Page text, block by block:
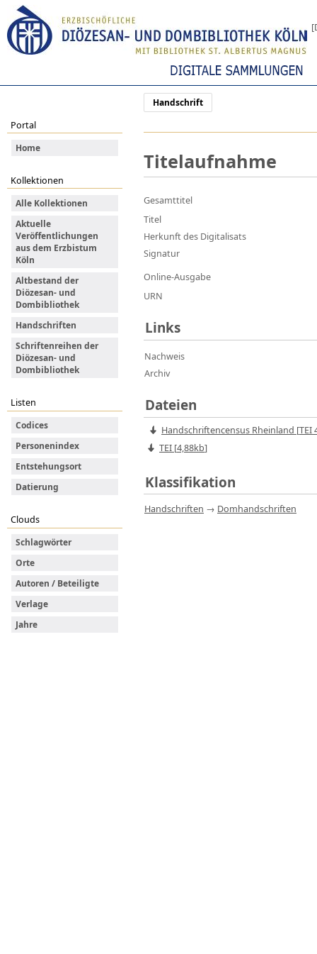
Handschrift
Portal
Home
Kollektionen
Alle Kollektionen
Aktuelle
Veröffentlichungen
aus dem Erzbistum
Köln
Altbestand der
Diözesan- und
Dombibliothek
Handschriften
Schriftenreihen der
Diözesan- und
Dombibliothek
Listen
Codices
Personenindex
Entstehungsort
Datierung
Clouds
Schlagwörter
Orte
Autoren / Beteiligte
Verlage
Jahre
Titelaufnahme
Gesamttitel
Titel
Herkunft des Digitalisats
Signatur
Online-Ausgabe
URN
Links
Nachweis
Archiv
Dateien
Handschriftencensus Rheinland [TEI
TEI [4,88kb]
Klassifikation
Handschriften → Domhandschriften